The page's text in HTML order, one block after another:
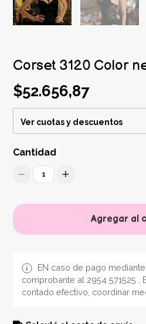
Corset 3120 Color
$52.656,87
Ver cuotas y descuentos
Cantidad
1
Agregar al
EN caso de pago
comprobante al 2954 571525 .
contado efectivo, coordinar